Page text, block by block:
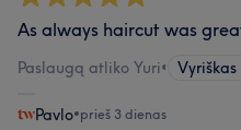
As always haircut was
Paslaugą atliko Yuri•
Pavlo•prieš 3 dienas